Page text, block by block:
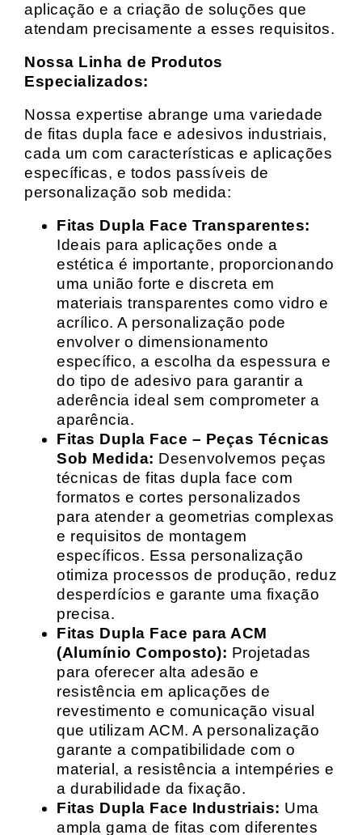
aplicação e a criação de soluções que
atendam precisamente a esses requisitos.
Nossa Linha de Produtos
Especializados:
Nossa expertise abrange uma variedade
de fitas dupla face e adesivos industriais,
cada um com características e aplicações
específicas, e todos passíveis de
personalização sob medida:
Fitas Dupla Face Transparentes:
Ideais para aplicações onde a
estética é importante, proporcionando
uma união forte e discreta em
materiais transparentes como vidro e
acrílico. A personalização pode
envolver o dimensionamento
específico, a escolha da espessura e
do tipo de adesivo para garantir a
aderência ideal sem comprometer a
aparência.
Fitas Dupla Face – Peças Técnicas
Sob Medida: Desenvolvemos peças
técnicas de fitas dupla face com
formatos e cortes personalizados
para atender a geometrias complexas
e requisitos de montagem
específicos. Essa personalização
otimiza processos de produção, reduz
desperdícios e garante uma fixação
precisa.
Fitas Dupla Face para ACM
(Alumínio Composto): Projetadas
para oferecer alta adesão e
resistência em aplicações de
revestimento e comunicação visual
que utilizam ACM. A personalização
garante a compatibilidade com o
material, a resistência a intempéries e
a durabilidade da fixação.
Fitas Dupla Face Industriais: Uma
ampla gama de fitas com diferentes